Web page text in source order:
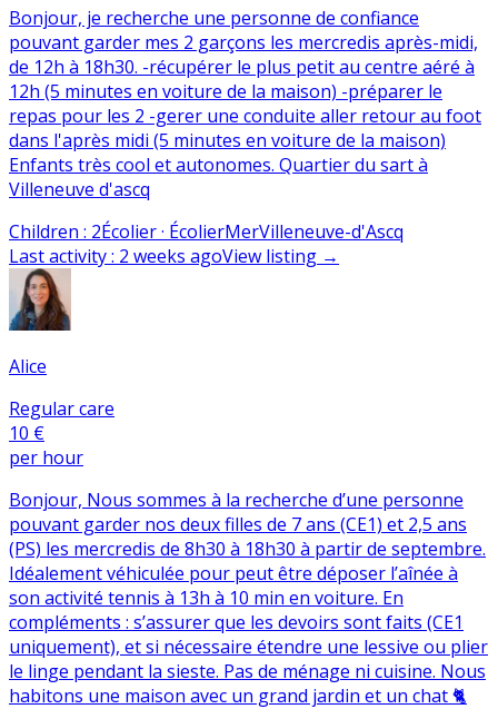
Bonjour, je recherche une personne de confiance
pouvant garder mes 2 garçons les mercredis après-midi,
de 12h à 18h30. -récupérer le plus petit au centre aéré à
12h (5 minutes en voiture de la maison) -préparer le
repas pour les 2 -gerer une conduite aller retour au foot
dans l'après midi (5 minutes en voiture de la maison)
Enfants très cool et autonomes. Quartier du sart à
Villeneuve d'ascq
Children : 2Écolier · ÉcolierMerVilleneuve-d'Ascq
Last activity: 2 weeks agoView listing →
Alice
Regular care
10 €
per hour
Bonjour, Nous sommes à la recherche d’une personne
pouvant garder nos deux filles de 7 ans (CE1) et 2,5 ans
(PS) les mercredis de 8h30 à 18h30 à partir de septembre.
Idéalement véhiculée pour peut être déposer l’aînée à
son activité tennis à 13h à 10 min en voiture. En
compléments : s’assurer que les devoirs sont faits (CE1
uniquement), et si nécessaire étendre une lessive ou plier
le linge pendant la sieste. Pas de ménage ni cuisine. Nous
habitons une maison avec un grand jardin et un chat 🐈